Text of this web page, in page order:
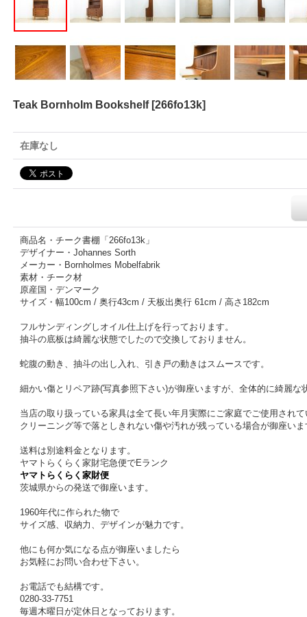
Teak Bornholm Bookshelf [266fo13k]
在庫なし
商品名・チーク書棚「266fo13k」
デザイナー・Johannes Sorth
メーカー・Bornholmes Mobelfabrik
素材・チーク材
原産国・デンマーク
サイズ・幅100cm / 奥行43cm / 天板出奥行 61cm / 高さ182cm
フルサンディングしオイル仕上げを行っております。
抽斗の底板は綺麗な状態でしたので交換しておりません。
蛇腹の動き、抽斗の出し入れ、引き戸の動きはスムースです。
細かい傷とリペア跡(写真参照下さい)が御座いますが、全体的に綺麗な
当店の取り扱っている家具は全て長い年月実際にご家庭でご使用され
クリーニング等で落としきれない傷や汚れが残っている場合が御座い
送料は別途料金となります。
ヤマトらくらく家財宅急便でEランク
ヤマトらくらく家財便
茨城県からの発送で御座います。
1960年代に作られた物で
サイズ感、収納力、デザインが魅力です。
他にも何か気になる点が御座いましたら
お気軽にお問い合わせ下さい。
お電話でも結構です。
0280-33-7751
毎週木曜日が定休日となっております。